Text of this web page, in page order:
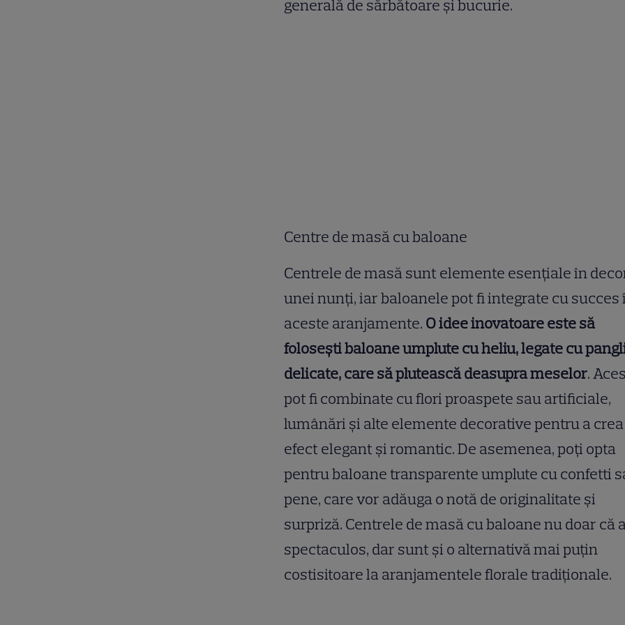
generală de sărbătoare și bucurie.
Centre de masă cu baloane
Centrele de masă sunt elemente esențiale în
unei nunți, iar baloanele pot fi integrate cu succes
aceste aranjamente. O idee inovatoare este să
folosești baloane umplute cu heliu, legate cu
delicate, care să plutească deasupra meselor.
pot fi combinate cu flori proaspete sau artificiale,
lumânări și alte elemente decorative pentru a
efect elegant și romantic. De asemenea, poți opta
pentru baloane transparente umplute cu confetti
pene, care vor adăuga o notă de originalitate și
surpriză. Centrele de masă cu baloane nu doar că
spectaculos, dar sunt și o alternativă mai puțin
costisitoare la aranjamentele florale tradiționale.